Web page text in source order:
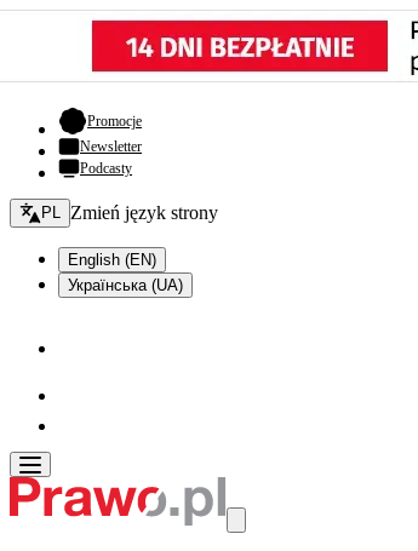
Promocje- otwiera się w nowej karcie
Newsletter
Podcasty
Zmień język - bieżący:
PL Zmień język strony
English (EN)
Українська (UA)